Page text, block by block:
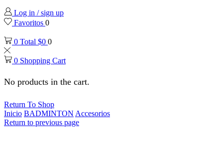
Log in / sign up
Favoritos 0
0 Total $0 0
0 Shopping Cart
No products in the cart.
Return To Shop
Inicio BADMINTON Accesorios
Return to previous page